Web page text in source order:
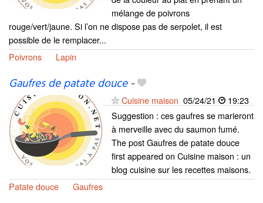
mélange de poivrons
rouge/vert/jaune. Si l’on ne dispose pas de serpolet, il est
possible de le remplacer...
Poivrons
Lapin
Gaufres de patate douce-
Cuisine maison 05/24/21
19:23
Suggestion : ces gaufres se marieront
à merveille avec du saumon fumé.
The post Gaufres de patate douce
first appeared on Cuisine maison : un
blog cuisine sur les recettes maisons.
Patate douce
Gaufres